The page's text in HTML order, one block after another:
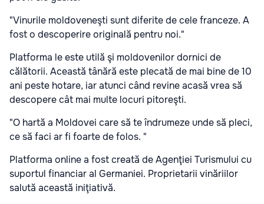
"Vinurile moldoveneşti sunt diferite de cele franceze. A
fost o descoperire originală pentru noi."
Platforma le este utilă şi moldovenilor dornici de
călătorii. Această tânără este plecată de mai bine de 10
ani peste hotare, iar atunci când revine acasă vrea să
descopere cât mai multe locuri pitoreşti.
"O hartă a Moldovei care să te îndrumeze unde să pleci,
ce să faci ar fi foarte de folos. "
Platforma online a fost creată de Agenţiei Turismului cu
suportul financiar al Germaniei. Proprietarii vinăriilor
salută această iniţiativă.